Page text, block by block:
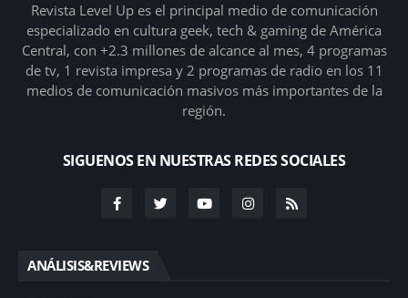
Revista Level Up es el principal medio de comunicación
especializado en cultura geek, tech & gaming de América
Central, con +2.3 millones de alcance al mes, 4 programas
de tv, 1 revista impresa y 2 programas de radio en los 11
medios de comunicación masivos más importantes de la
región.
SIGUENOS EN NUESTRAS REDES SOCIALES
ANÁLISIS&REVIEWS